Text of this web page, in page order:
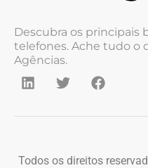
Descubra os principais
telefones. Ache tudo o
Agências.
Todos os direitos